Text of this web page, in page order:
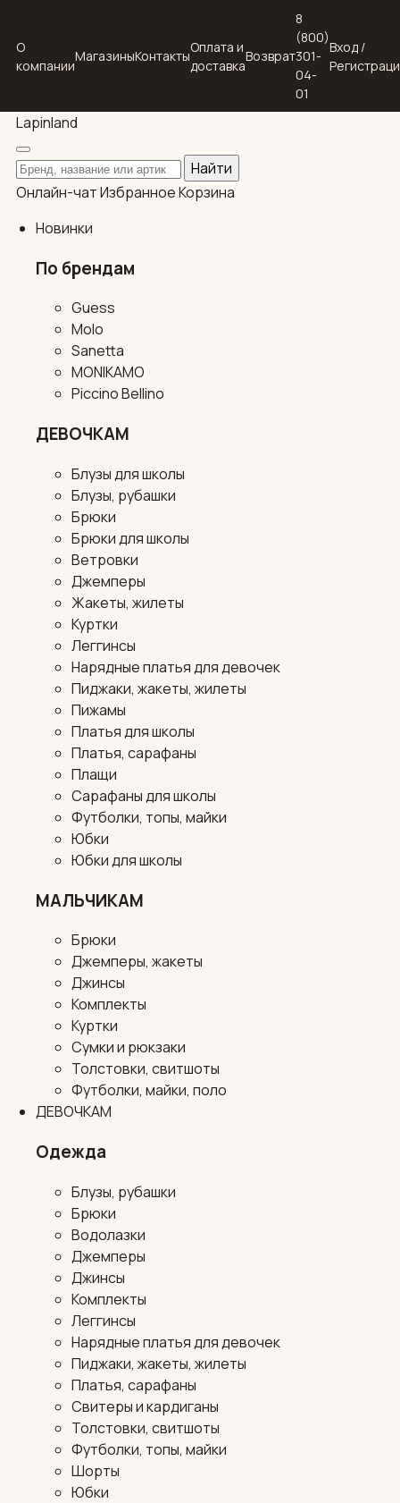
О
компании
МагазиныКонтакты
Оплата и
доставка
Возврат
8
(800)
301-
04-
01
Вход /
Lapinland
Поиск по каталогу
Найти
Онлайн-чатИзбранноеКорзина
Новинки
По брендам
Guess
Molo
Sanetta
MONIKAMO
Piccino Bellino
ДЕВОЧКАМ
Блузы для школы
Блузы, рубашки
Брюки
Брюки для школы
Ветровки
Джемперы
Жакеты, жилеты
Куртки
Леггинсы
Нарядные платья для девочек
Пиджаки, жакеты, жилеты
Пижамы
Платья для школы
Платья, сарафаны
Плащи
Сарафаны для школы
Футболки, топы, майки
Юбки
Юбки для школы
МАЛЬЧИКАМ
Брюки
Джемперы, жакеты
Джинсы
Комплекты
Куртки
Сумки и рюкзаки
Толстовки, свитшоты
Футболки, майки, поло
ДЕВОЧКАМ
Одежда
Блузы, рубашки
Брюки
Водолазки
Джемперы
Джинсы
Комплекты
Леггинсы
Нарядные платья для девочек
Пиджаки, жакеты, жилеты
Платья, сарафаны
Свитеры и кардиганы
Толстовки, свитшоты
Футболки, топы, майки
Шорты
Юбки